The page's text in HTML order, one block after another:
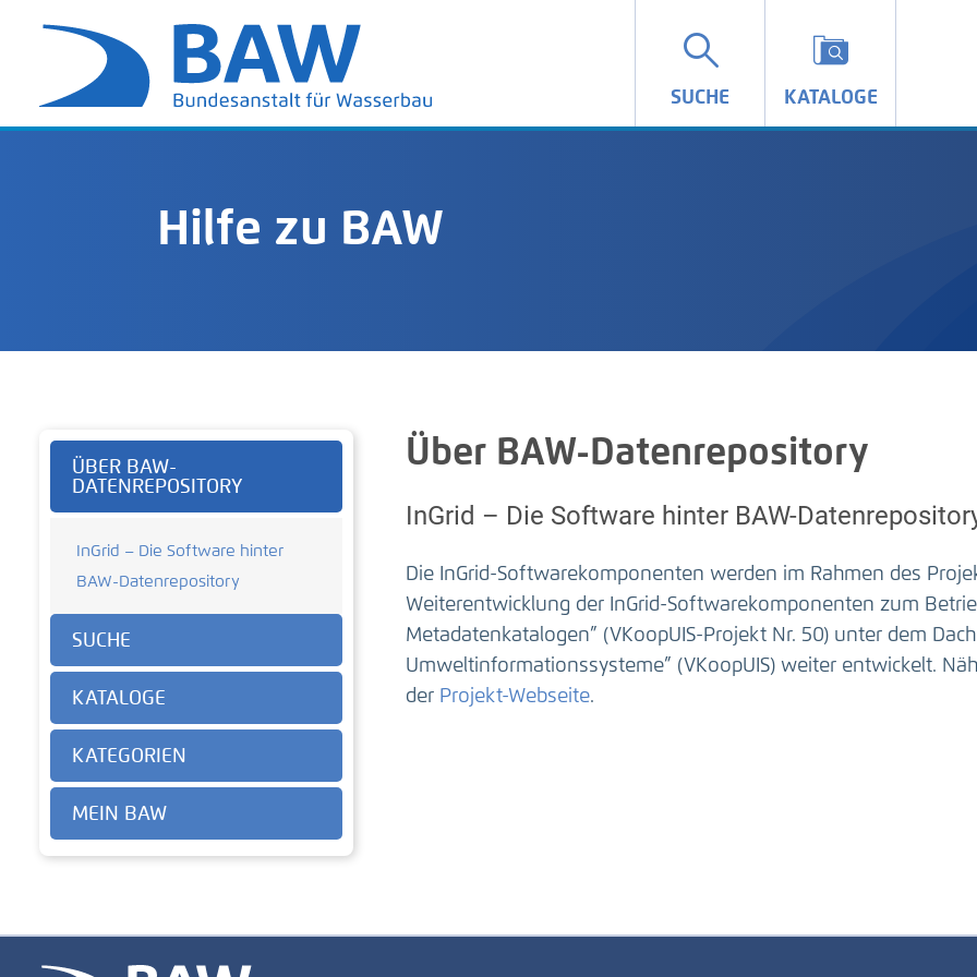
SUCHE KATALOGE
Hilfe zu BAW
ÜBER BAW-
DATENREPOSITORY
InGrid – Die Software hinter
BAW-Datenrepository
SUCHE
KATALOGE
KATEGORIEN
MEIN BAW
Über BAW-Datenrepository
InGrid – Die Software hinter BAW-
Die InGrid-Softwarekomponenten werden im Rahmen des
Weiterentwicklung der InGrid-Softwarekomponenten zum
Metadatenkatalogen” (VKoopUIS-Projekt Nr. 50) unter dem
Umweltinformationssysteme” (VKoopUIS) weiter entwickelt.
der Projekt-Webseite.